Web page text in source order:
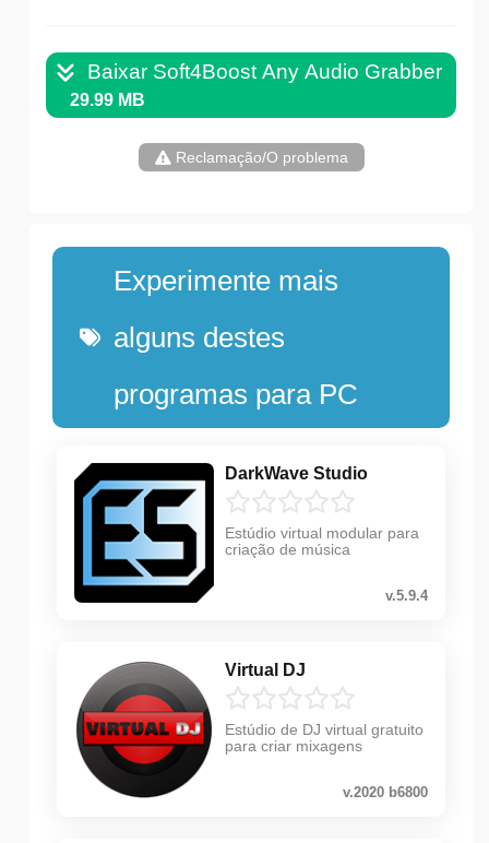
Baixar Soft4Boost Any Audio Grabber
29.99 MB
Reclamação/O problema
Experimente mais
alguns destes
programas para PC
DarkWave Studio
Estúdio virtual modular para
criação de música
v.5.9.4
Virtual DJ
Estúdio de DJ virtual gratuito
para criar mixagens
v.2020 b6800